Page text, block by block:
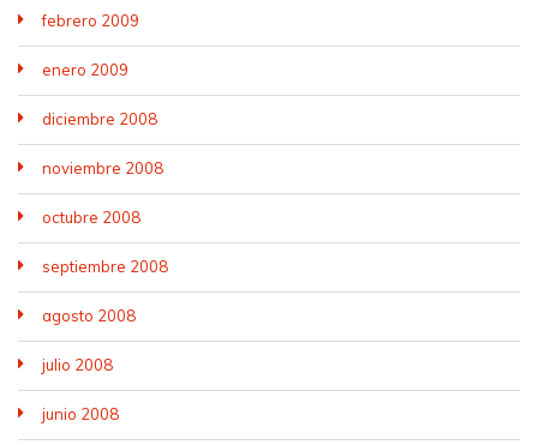
febrero 2009
enero 2009
diciembre 2008
noviembre 2008
octubre 2008
septiembre 2008
agosto 2008
julio 2008
junio 2008